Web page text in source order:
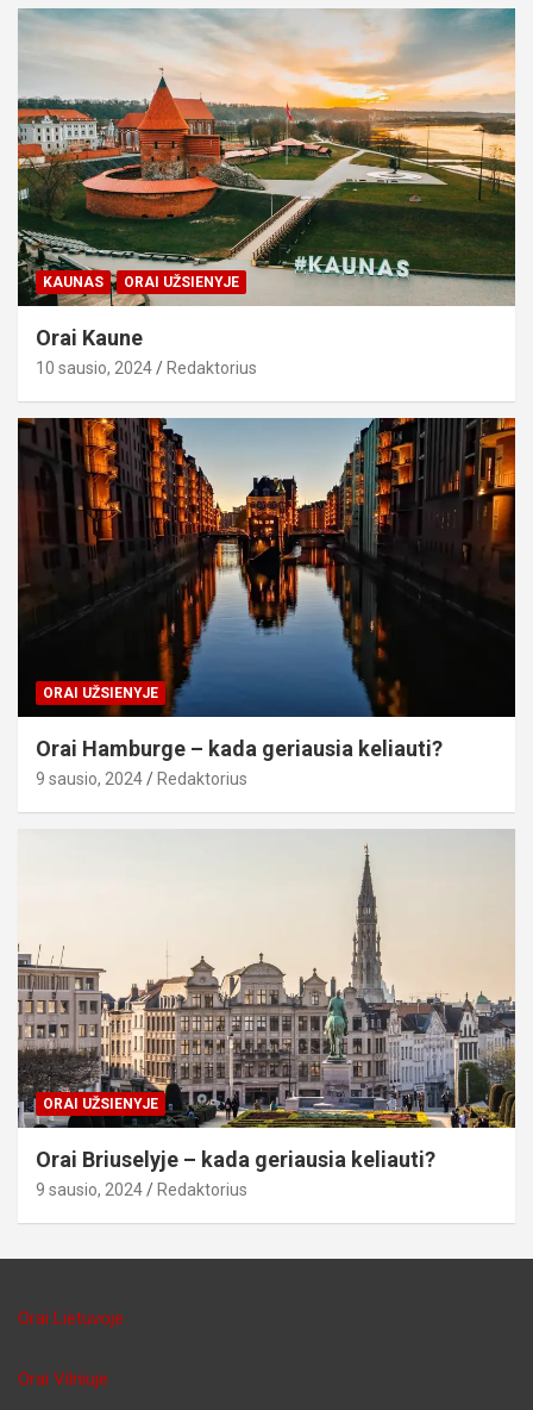
KAUNAS ORAI UŽSIENYJE
Orai Kaune
10 sausio, 2024 Redaktorius
ORAI UŽSIENYJE
Orai Hamburge – kada geriausia keliauti?
9 sausio, 2024 Redaktorius
ORAI UŽSIENYJE
Orai Briuselyje – kada geriausia keliauti?
9 sausio, 2024 Redaktorius
Orai Lietuvoje
Orai Vilniuje